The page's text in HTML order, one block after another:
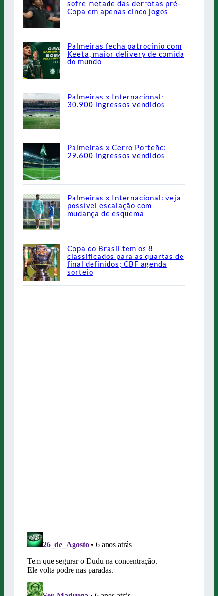
sofre metade das derrotas pré-
Copa em apenas cinco jogos
Palmeiras fecha patrocínio com
Keeta, maior delivery de comida
do mundo
Palmeiras x Internacional:
30.900 ingressos vendidos
Palmeiras x Cerro Porteño:
29.600 ingressos vendidos
Palmeiras x Internacional: veja
possível escalação com
mudança de esquema
Copa do Brasil tem os 8
classificados para as quartas de
final definidos; CBF agenda
sorteio